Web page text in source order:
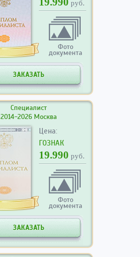
руб.
Фото
документа
ЗАКАЗАТЬ
Специалист
2014-2026 Москва
Цена:
ГОЗНАК
19.990 руб.
Фото
документа
ЗАКАЗАТЬ